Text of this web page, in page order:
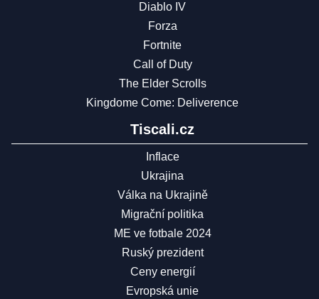
Diablo IV
Forza
Fortnite
Call of Duty
The Elder Scrolls
Kingdome Come: Deliverence
Tiscali.cz
Inflace
Ukrajina
Válka na Ukrajině
Migrační politika
ME ve fotbale 2024
Ruský prezident
Ceny energií
Evropská unie